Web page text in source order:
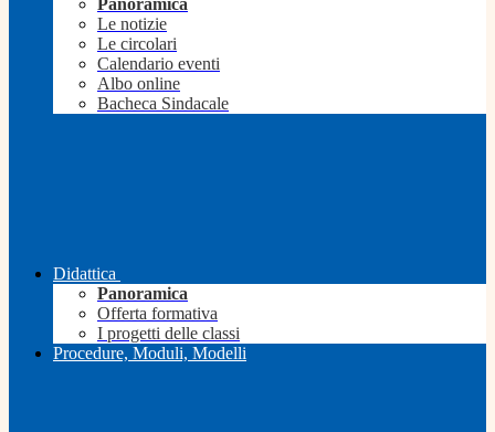
Panoramica
Le notizie
Le circolari
Calendario eventi
Albo online
Bacheca Sindacale
Didattica
Panoramica
Offerta formativa
I progetti delle classi
Procedure, Moduli, Modelli